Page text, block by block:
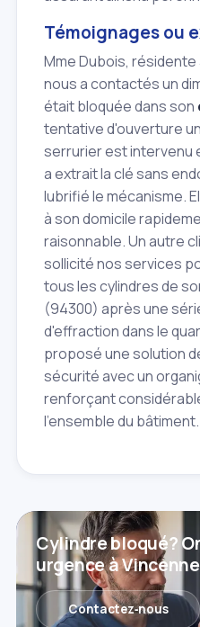
Témoignages ou
Mme Dubois, résidente
nous a contactés un
était bloquée dans son
tentative d'ouverture
serrurier est intervenu
a extrait la clé sans
lubrifié le mécanisme.
à son domicile
raisonnable. Un autre
sollicité nos services
tous les cylindres de
(94300) après une
d'effraction dans le
proposé une solution
sécurité avec un
renforçant
l'ensemble du bâtiment.
Cylindre bloqué?
urgence à
Contactez‑nous